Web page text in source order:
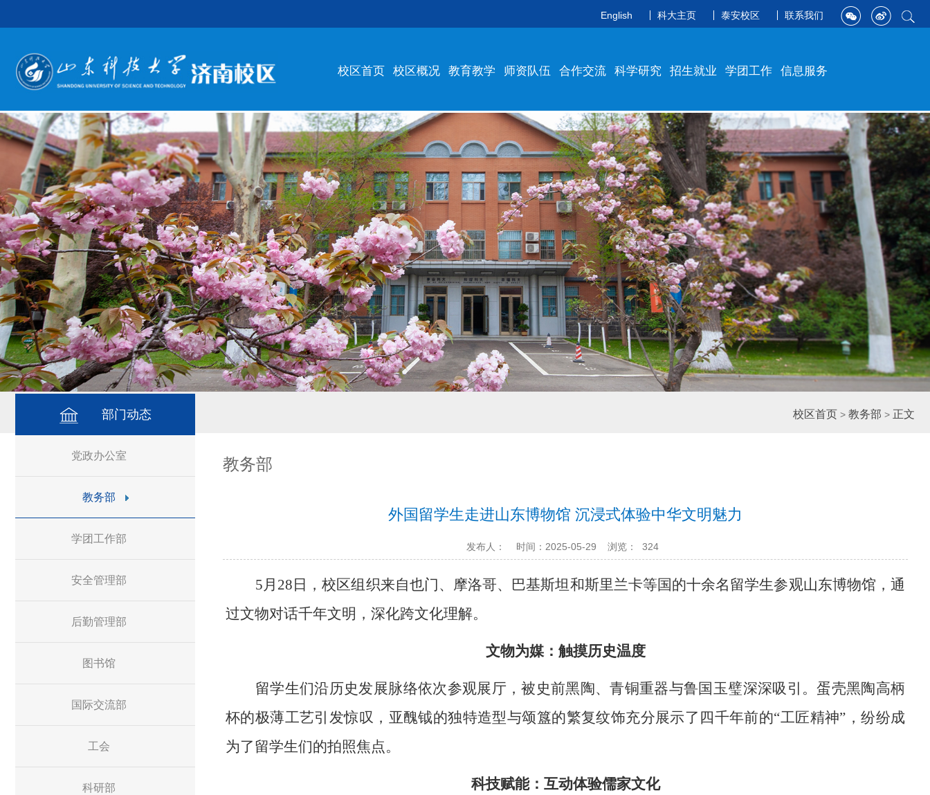
English 科大主页 泰安校区 联系我们
校区首页 校区概况 教育教学 师资队伍 合作交流 科学研究 招生就业 学团工作 信息服务
部门动态 校区首页 > 教务部 > 正文
党政办公室
教务部
学团工作部
安全管理部
后勤管理部
图书馆
国际交流部
工会
科研部
教务部
外国留学生走进山东博物馆 沉浸式体验中华文明魅力
发布人： 时间：2025-05-29 浏览： 324
5月28日，校区组织来自也门、摩洛哥、巴基斯坦和斯里兰卡等国的十余名留学生参观山东博物馆，通
过文物对话千年文明，深化跨文化理解。
文物为媒：触摸历史温度
留学生们沿历史发展脉络依次参观展厅，被史前黑陶、青铜重器与鲁国玉璧深深吸引。蛋壳黑陶高柄
杯的极薄工艺引发惊叹，亚醜钺的独特造型与颂簋的繁复纹饰充分展示了四千年前的“工匠精神”，纷纷成
为了留学生们的拍照焦点。
科技赋能：互动体验儒家文化